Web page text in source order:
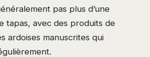
pas plus d’une
tapas, avec des produits de
ardoises manuscrites qui